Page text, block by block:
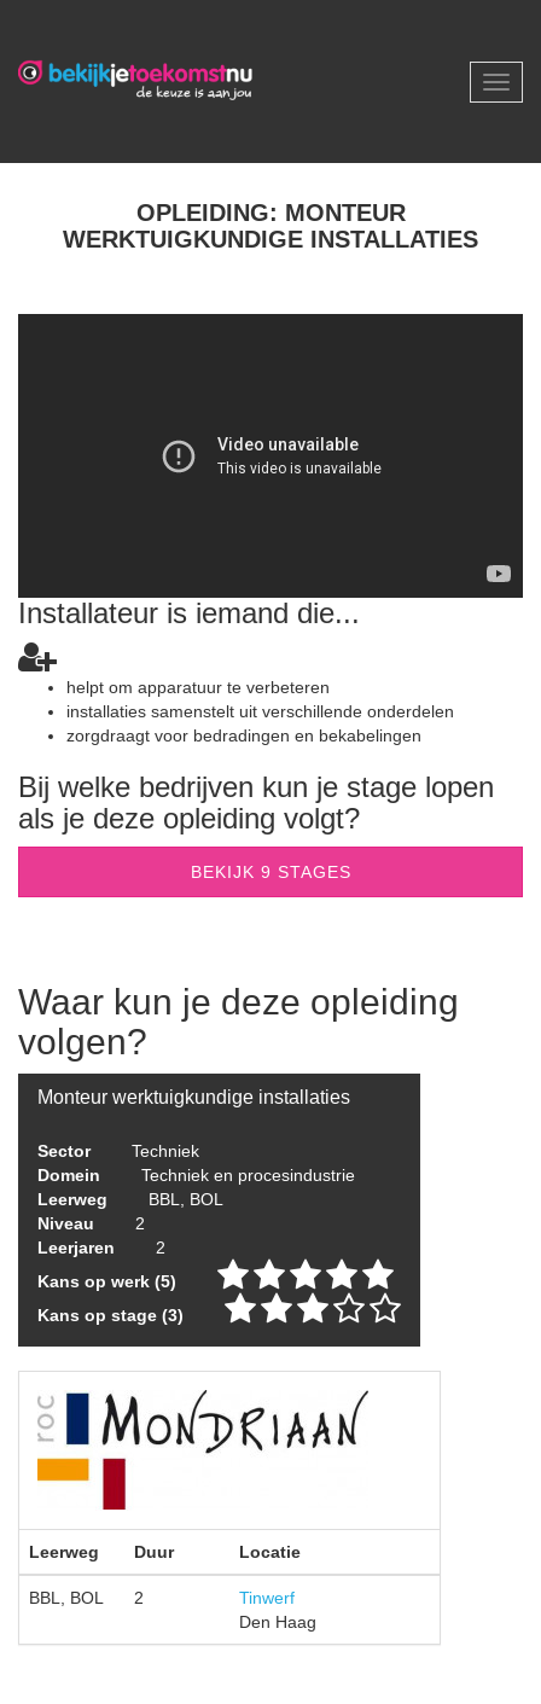
OPLEIDING: MONTEUR
WERKTUIGKUNDIGE INSTALLATIES
Installateur is iemand die...
helpt om apparatuur te verbeteren
installaties samenstelt uit verschillende onderdelen
zorgdraagt voor bedradingen en bekabelingen
Bij welke bedrijven kun je stage lopen
als je deze opleiding volgt?
BEKIJK 9 STAGES
Waar kun je deze opleiding
volgen?
Monteur werktuigkundige installaties
Sector
Techniek
Domein
Techniek en procesindustrie
Leerweg
BBL, BOL
Niveau
2
Leerjaren
2
Kans op werk (5)
Kans op stage (3)
Leerweg Duur Locatie
BBL, BOL 2
Tinwerf
Den Haag